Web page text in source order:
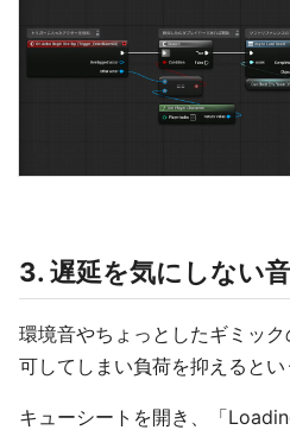
3. 遅延を気にしない音
環境音やちょっとしたギミッ
可してしまい負荷を抑えるとい
キューシートを開き、「